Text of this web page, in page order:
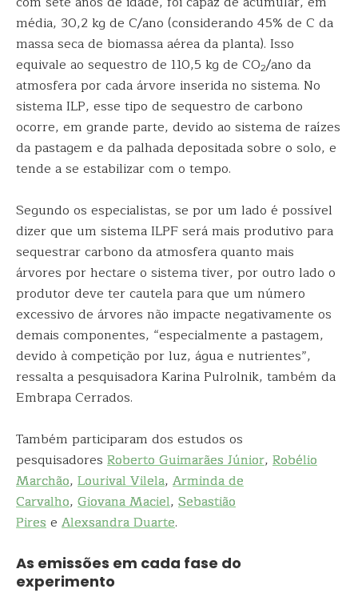
média, 30,2 kg de C/ano (considerando 45% de C da
massa seca de biomassa aérea da planta). Isso
equivale ao sequestro de 110,5 kg de CO2/ano da
atmosfera por cada árvore inserida no sistema. No
sistema ILP, esse tipo de sequestro de carbono
ocorre, em grande parte, devido ao sistema de raízes
da pastagem e da palhada depositada sobre o solo, e
tende a se estabilizar com o tempo.
Segundo os especialistas, se por um lado é possível
dizer que um sistema ILPF será mais produtivo para
sequestrar carbono da atmosfera quanto mais
árvores por hectare o sistema tiver, por outro lado o
produtor deve ter cautela para que um número
excessivo de árvores não impacte negativamente os
demais componentes, “especialmente a pastagem,
devido à competição por luz, água e nutrientes”,
ressalta a pesquisadora Karina Pulrolnik, também da
Embrapa Cerrados.
Também participaram dos estudos os
pesquisadores Roberto Guimarães Júnior, Robélio
Marchão, Lourival Vilela, Arminda de
Carvalho, Giovana Maciel, Sebastião
Pirese Alexsandra Duarte.
As emissões em cada fase do
experimento